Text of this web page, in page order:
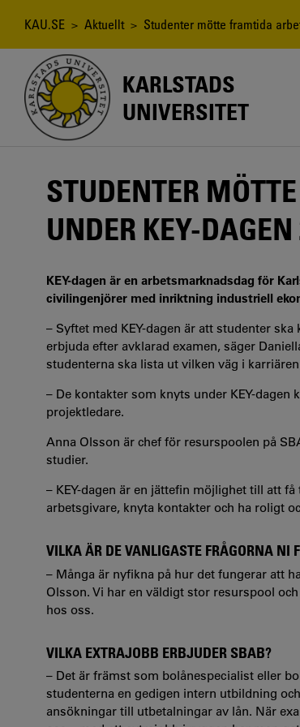
Länkstig
KAU.SE > Aktuellt > Studenter mötte framtida
KARLSTADS
UNIVERSITET
STUDENTER
UNDER KEY-DAGEN
KEY-dagen är en arbetsmarknadsdag för
civilingenjörer med inriktning industriell
– Syftet med KEY-dagen är att studenter
erbjuda efter avklarad examen, säger
studenterna ska lista ut vilken väg i
– De kontakter som knyts under KEY-
projektledare.
Anna Olsson är chef för resurspoolen på
studier.
– KEY-dagen är en jättefin möjlighet till att
arbetsgivare, knyta kontakter och ha roligt
VILKA ÄR DE VANLIGASTE FRÅGORNA NI
– Många är nyfikna på hur det fungerar att
Olsson. Vi har en väldigt stor resurspool
hos oss.
VILKA EXTRAJOBB ERBJUDER SBAB?
– Det är främst som bolånespecialist eller
studenterna en gedigen intern utbildning
ansökningar till utbetalningar av lån. När